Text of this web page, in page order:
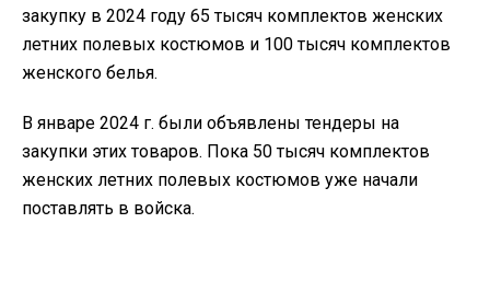
закупку в 2024 году 65 тысяч комплектов женских
летних полевых костюмов и 100 тысяч комплектов
женского белья.
В январе 2024 г. были объявлены тендеры на
закупки этих товаров. Пока 50 тысяч комплектов
женских летних полевых костюмов уже начали
поставлять в войска.